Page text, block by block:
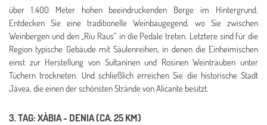
über 1.400 Meter hohen beeindruckenden Berge im Hintergrund.
Entdecken Sie eine traditionelle Weinbaugegend, wo Sie zwischen
Weinbergen und den „Riu Raus“ in die Pedale treten. Letztere sind für die
Region typische Gebäude mit Säulenreihen, in denen die Einheimischen
einst zur Herstellung von Sultaninen und Rosinen Weintrauben unter
Tüchern trockneten. Und schließlich erreichen Sie die historische Stadt
Jávea, die einen der schönsten Strände von Alicante besitzt.
3. TAG: XÀBIA - DENIA (CA. 25 KM)